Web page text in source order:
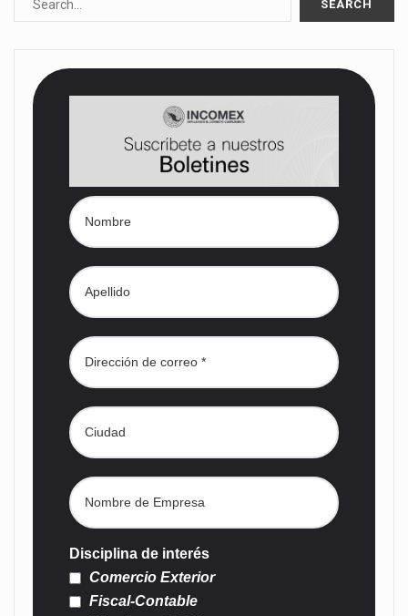
Disciplina de interés
Comercio Exterior
Fiscal-Contable